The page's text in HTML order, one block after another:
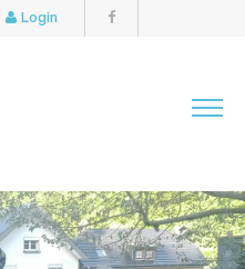
Login